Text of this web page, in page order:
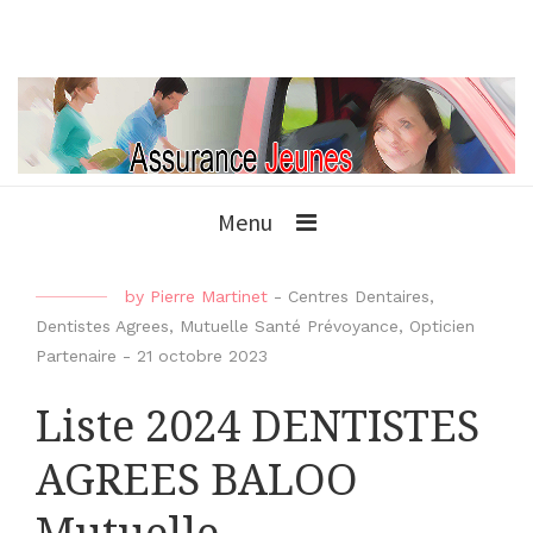
Menu
by Pierre Martinet - Centres Dentaires,
Dentistes Agrees, Mutuelle Santé Prévoyance, Opticien
Partenaire - 21 octobre 2023
Liste 2024 DENTISTES
AGREES BALOO